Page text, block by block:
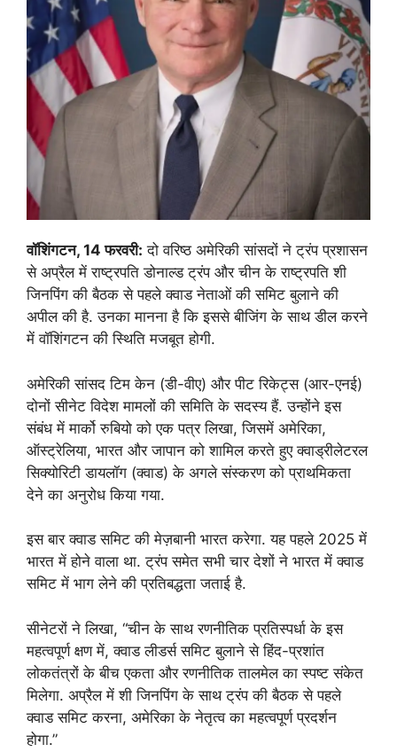
वॉशिंगटन, 14 फरवरी: दो वरिष्ठ अमेरिकी सांसदों ने ट्रंप प्रशासन
से अप्रैल में राष्ट्रपति डोनाल्ड ट्रंप और चीन के राष्ट्रपति शी
जिनपिंग की बैठक से पहले क्वाड नेताओं की समिट बुलाने की
अपील की है. उनका मानना है कि इससे बीजिंग के साथ डील करने
में वॉशिंगटन की स्थिति मजबूत होगी.
अमेरिकी सांसद टिम केन (डी-वीए) और पीट रिकेट्स (आर-एनई)
दोनों सीनेट विदेश मामलों की समिति के सदस्य हैं. उन्होंने इस
संबंध में मार्को रुबियो को एक पत्र लिखा, जिसमें अमेरिका,
ऑस्ट्रेलिया, भारत और जापान को शामिल करते हुए क्वाड्रीलेटरल
सिक्योरिटी डायलॉग (क्वाड) के अगले संस्करण को प्राथमिकता
देने का अनुरोध किया गया.
इस बार क्वाड समिट की मेज़बानी भारत करेगा. यह पहले 2025 में
भारत में होने वाला था. ट्रंप समेत सभी चार देशों ने भारत में क्वाड
समिट में भाग लेने की प्रतिबद्धता जताई है.
सीनेटरों ने लिखा, “चीन के साथ रणनीतिक प्रतिस्पर्धा के इस
महत्वपूर्ण क्षण में, क्वाड लीडर्स समिट बुलाने से हिंद-प्रशांत
लोकतंत्रों के बीच एकता और रणनीतिक तालमेल का स्पष्ट संकेत
मिलेगा. अप्रैल में शी जिनपिंग के साथ ट्रंप की बैठक से पहले
क्वाड समिट करना, अमेरिका के नेतृत्व का महत्वपूर्ण प्रदर्शन
होगा.”